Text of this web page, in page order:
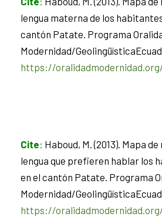
lengua materna de los
cantón Patate. Programa
Modernidad/
https://
Cite: Haboud, M. (2013). Mapa
lengua que prefieren hablar los
en el cantón Patate. Programa
Modernidad/
https://